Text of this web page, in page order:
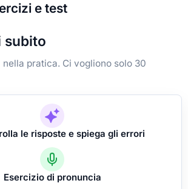
e test
subito
pratica. Ci vogliono solo 30
le risposte e spiega gli errori
Esercizio di pronuncia